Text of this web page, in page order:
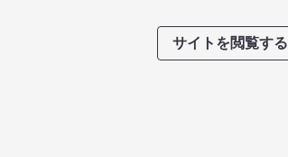
サイトを閲覧する